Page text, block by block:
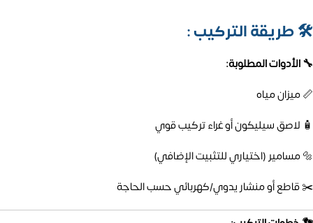
🛠️طريقة التركيب :
🔧 الأدوات المطلوبة:
📏 ميزان مياه
🧴 لاصق سيليكون أو غراء تركيب قوي
🔩 مسامير (اختياري للتثبيت الإضافي)
✂️ قاطع أو منشار يدوي/كهربائي حسب الحاجة